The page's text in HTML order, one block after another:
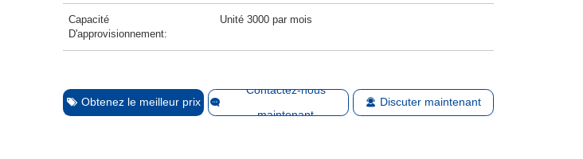
Capacité
D'approvisionnement:
Unité 3000 par mois
Obtenez le meilleur prix
Contactez-nous
maintenant
Discuter maintenant